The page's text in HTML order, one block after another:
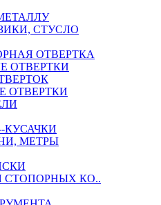
СТУСЛО
ОТВЕРТКА
ОТВЕРТКИ
ОТВЕРТКИ
КУСАЧКИ
МЕТРЫ
СТОПОРНЫХ КО..